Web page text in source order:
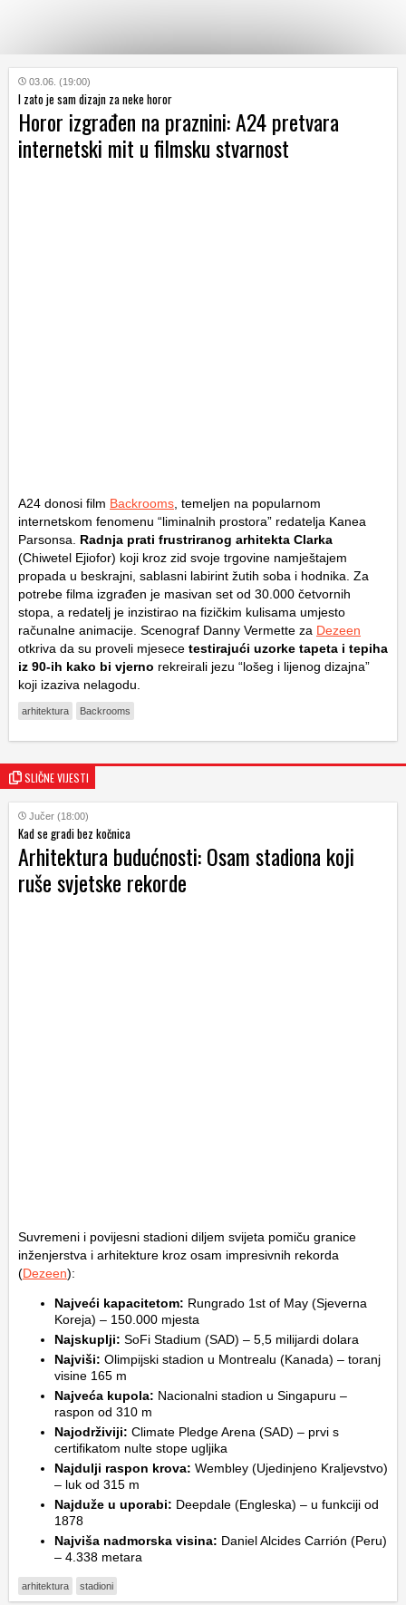
KATEGORIJE
HRVATSKI
WEB
03.06. (19:00)
I zato je sam dizajn za neke horor
Horor izgrađen na praznini: A24 pretvara
internetski mit u filmsku stvarnost
A24 donosi film Backrooms , temeljen na popularnom
internetskom fenomenu “liminalnih prostora” redatelja Kanea
Parsonsa. Radnja prati frustriranog arhitekta Clarka
(Chiwetel Ejiofor) koji kroz zid svoje trgovine namještajem
propada u beskrajni, sablasni labirint žutih soba i hodnika. Za
potrebe filma izgrađen je masivan set od 30.000 četvornih
stopa, a redatelj je inzistirao na fizičkim kulisama umjesto
računalne animacije. Scenograf Danny Vermette za Dezeen
otkriva da su proveli mjesece testirajući uzorke tapeta i tepiha
iz 90-ih kako bi vjerno rekreirali jezu “lošeg i lijenog dizajna”
koji izaziva nelagodu.
arhitektura Backrooms
SLIČNE VIJESTI
Jučer (18:00)
Kad se gradi bez kočnica
Arhitektura budućnosti: Osam stadiona koji
ruše svjetske rekorde
Suvremeni i povijesni stadioni diljem svijeta pomiču granice
inženjerstva i arhitekture kroz osam impresivnih rekorda
(Dezeen):
Najveći kapacitetom: Rungrado 1st of May (Sjeverna
Koreja) – 150.000 mjesta
Najskuplji: SoFi Stadium (SAD) – 5,5 milijardi dolara
Najviši: Olimpijski stadion u Montrealu (Kanada) – toranj
visine 165 m
Najveća kupola: Nacionalni stadion u Singapuru –
raspon od 310 m
Najodrživiji: Climate Pledge Arena (SAD) – prvi s
certifikatom nulte stope ugljika
Najdulji raspon krova: Wembley (Ujedinjeno Kraljevstvo)
– luk od 315 m
Najduže u uporabi: Deepdale (Engleska) – u funkciji od
1878
Najviša nadmorska visina: Daniel Alcides Carrión (Peru)
– 4.338 metara
arhitektura stadioni